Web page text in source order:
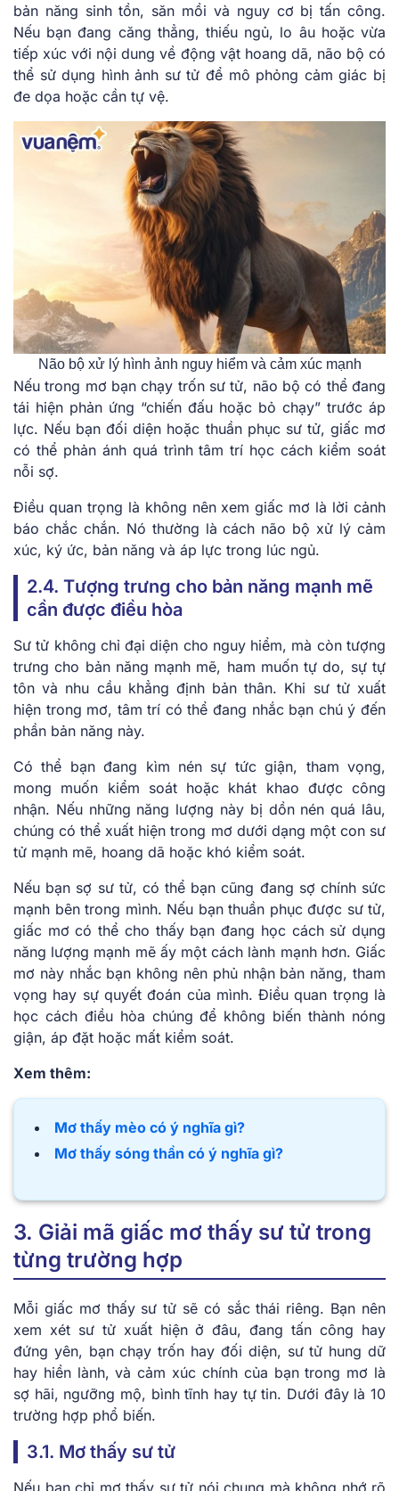
bản năng sinh tồn, săn mồi và nguy cơ bị tấn công.
Nếu bạn đang căng thẳng, thiếu ngủ, lo âu hoặc vừa
tiếp xúc với nội dung về động vật hoang dã, não bộ có
thể sử dụng hình ảnh sư tử để mô phỏng cảm giác bị
đe dọa hoặc cần tự vệ.
Não bộ xử lý hình ảnh nguy hiểm và cảm xúc mạnh
Nếu trong mơ bạn chạy trốn sư tử, não bộ có thể đang
tái hiện phản ứng “chiến đấu hoặc bỏ chạy” trước áp
lực. Nếu bạn đối diện hoặc thuần phục sư tử, giấc mơ
có thể phản ánh quá trình tâm trí học cách kiểm soát
nỗi sợ.
Điều quan trọng là không nên xem giấc mơ là lời cảnh
báo chắc chắn. Nó thường là cách não bộ xử lý cảm
xúc, ký ức, bản năng và áp lực trong lúc ngủ.
2.4. Tượng trưng cho bản năng mạnh mẽ
cần được điều hòa
Sư tử không chỉ đại diện cho nguy hiểm, mà còn tượng
trưng cho bản năng mạnh mẽ, ham muốn tự do, sự tự
tôn và nhu cầu khẳng định bản thân. Khi sư tử xuất
hiện trong mơ, tâm trí có thể đang nhắc bạn chú ý đến
phần bản năng này.
Có thể bạn đang kìm nén sự tức giận, tham vọng,
mong muốn kiểm soát hoặc khát khao được công
nhận. Nếu những năng lượng này bị dồn nén quá lâu,
chúng có thể xuất hiện trong mơ dưới dạng một con sư
tử mạnh mẽ, hoang dã hoặc khó kiểm soát.
Nếu bạn sợ sư tử, có thể bạn cũng đang sợ chính sức
mạnh bên trong mình. Nếu bạn thuần phục được sư tử,
giấc mơ có thể cho thấy bạn đang học cách sử dụng
năng lượng mạnh mẽ ấy một cách lành mạnh hơn. Giấc
mơ này nhắc bạn không nên phủ nhận bản năng, tham
vọng hay sự quyết đoán của mình. Điều quan trọng là
học cách điều hòa chúng để không biến thành nóng
giận, áp đặt hoặc mất kiểm soát.
Xem thêm:
Mơ thấy mèo có ý nghĩa gì?
Mơ thấy sóng thần có ý nghĩa gì?
3. Giải mã giấc mơ thấy sư tử trong
từng trường hợp
Mỗi giấc mơ thấy sư tử sẽ có sắc thái riêng. Bạn nên
xem xét sư tử xuất hiện ở đâu, đang tấn công hay
đứng yên, bạn chạy trốn hay đối diện, sư tử hung dữ
hay hiền lành, và cảm xúc chính của bạn trong mơ là
sợ hãi, ngưỡng mộ, bình tĩnh hay tự tin. Dưới đây là 10
trường hợp phổ biến.
3.1. Mơ thấy sư tử
Nếu bạn chỉ mơ thấy sư tử nói chung mà không nhớ rõ